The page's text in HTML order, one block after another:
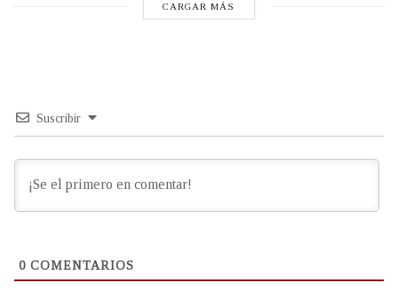
CARGAR MÁS
Suscribir
0 COMENTARIOS